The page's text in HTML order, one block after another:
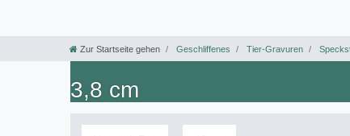
Zur Startseite gehen Geschliffenes Tier-Gravuren
3,8 cm